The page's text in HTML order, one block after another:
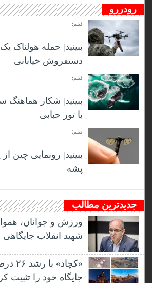
رودررو
فیلم؛
ببینید| حمله هولناک یک
دستفروش خیابانی
فیلم؛
ببینید| شکار هماهنگ
با تور حبابی
فیلم؛
ببینید| رونمایی چین از
پشه
جدیدترین مطالب
ورزش و جوانان،
شهید انقلاب جایگاهی
«کچاد» با
جایگاه خود را تثبیت کرد